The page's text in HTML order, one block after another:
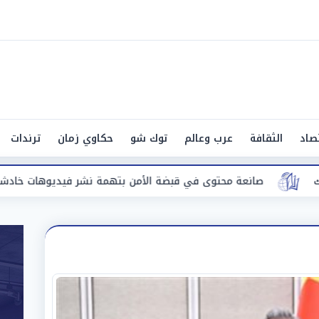
الثقافة عرب وعالم توك شو حكاوي زمان ترندات
في قبضة الأمن بتهمة نشر فيديوهات خادشة للحياء